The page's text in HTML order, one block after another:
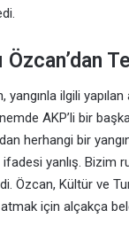
yangınla ilgili
AKP’li bir
herhangi bir
yanlış.
Özcan, Kültür ve
için alçakça